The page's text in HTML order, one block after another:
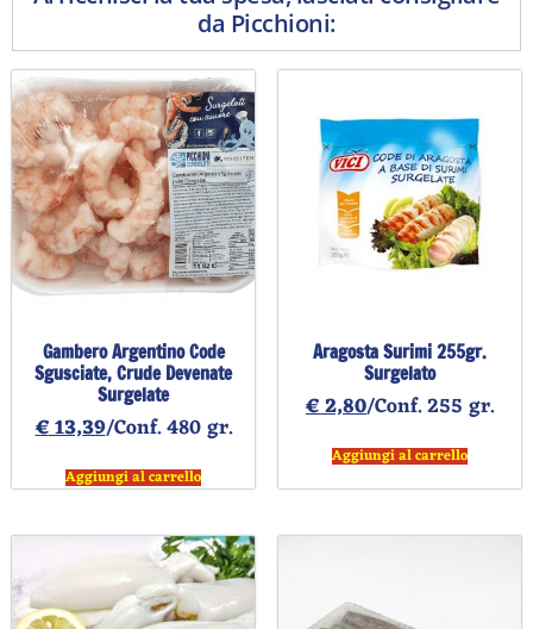
da Picchioni:
Gambero Argentino Code
Sgusciate, Crude Devenate
Surgelate
€13,39/Conf. 480 gr.
Aggiungi al carrello
Aragosta Surimi 255gr.
Surgelato
€2,80/Conf. 255 gr.
Aggiungi al carrello